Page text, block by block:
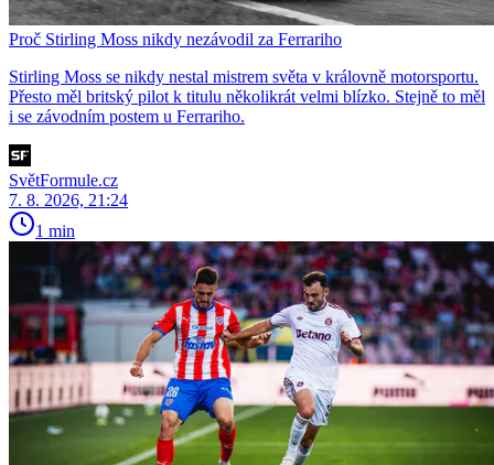
Proč Stirling Moss nikdy nezávodil za Ferrariho
Stirling Moss se nikdy nestal mistrem světa v královně motorsportu.
Přesto měl britský pilot k titulu několikrát velmi blízko. Stejně to měl
i se závodním postem u Ferrariho.
SvětFormule.cz
7. 8. 2026, 21:24
1 min